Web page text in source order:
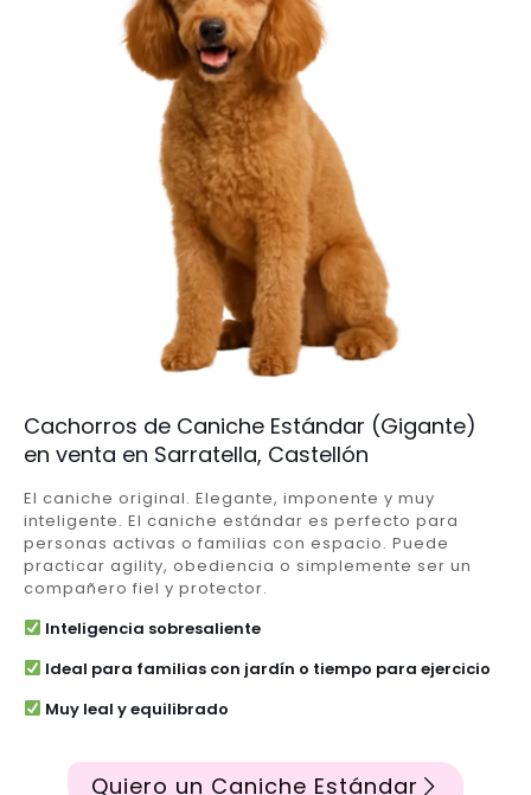
Cachorros de Caniche Estándar (Gigante)
en venta en Sarratella, Castellón
El caniche original. Elegante, imponente y muy
inteligente. El caniche estándar es perfecto para
personas activas o familias con espacio. Puede
practicar agility, obediencia o simplemente ser un
compañero fiel y protector.
Inteligencia sobresaliente
Ideal para familias con jardín o tiempo para ejercicio
Muy leal y equilibrado
Quiero un Caniche Estándar